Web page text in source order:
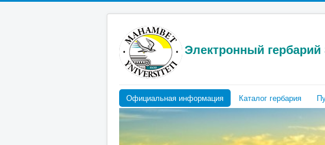
Электронный
Официальная информация Каталог гербария